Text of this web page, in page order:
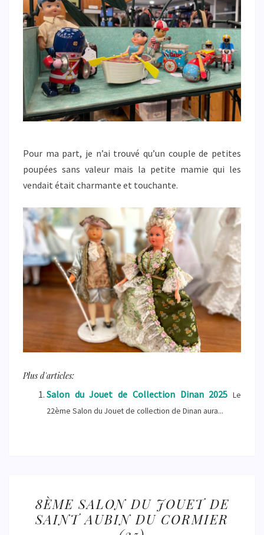
Pour ma part, je n’ai trouvé qu’un couple de petites
poupées sans valeur mais la petite mamie qui les
vendait était charmante et touchante.
Plus d'articles:
Salon du Jouet de Collection Dinan 2025 Le
22ème Salon du Jouet de collection de Dinan aura...
SALON
DU
8ÈME SALON DU JOUET DE
SAINT AUBIN DU CORMIER